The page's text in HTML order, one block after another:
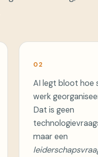
02
AI legt bloot hoe
werk
Dat is geen
maar een